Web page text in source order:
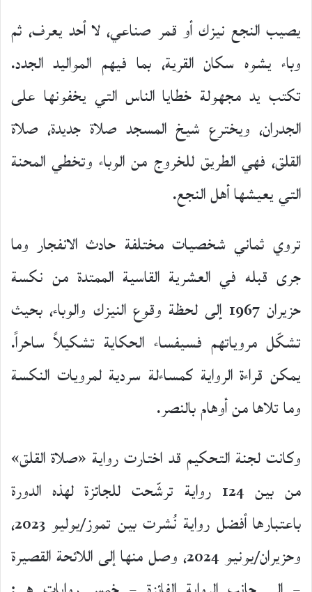
يصيب النجع نيزك أو قمر صناعي، لا أحد يعرف، ثم
وباء يشوه سكان القرية، بما فيهم المواليد الجدد.
تكتب يد مجهولة خطايا الناس التي يخفونها على
الجدران، ويخترع شيخ المسجد صلاة جديدة، صلاة
القلق، فهي الطريق للخروج من الوباء وتخطي المحنة
التي يعيشها أهل النجع.
تروي ثماني شخصيات مختلفة حادث الانفجار وما
جرى قبله في العشرية القاسية الممتدة من نكسة
حزيران 1967 إلى لحظة وقوع النيزك والوباء، بحيث
تشكّل مروياتهم فسيفساء الحكاية تشكيلاً ساحراً.
يمكن قراءة الرواية كمساءلة سردية لمرويات النكسة
وما تلاها من أوهام بالنصر.
وكانت لجنة التحكيم قد اختارت رواية «صلاة القلق»
من بين 124 رواية ترشّحت للجائزة لهذه الدورة
باعتبارها أفضل رواية نُشرت بين تموز/يوليو 2023،
وحزيران/يونيو 2024، وصل منها إلى اللائحة القصيرة